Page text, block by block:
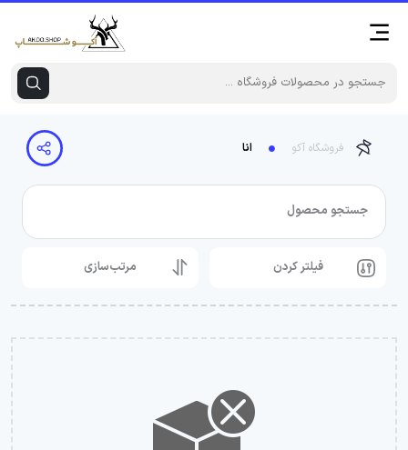
فروشگاه آکو انا
جستجو محصول
فیلتر کردن مرتب‌سازی